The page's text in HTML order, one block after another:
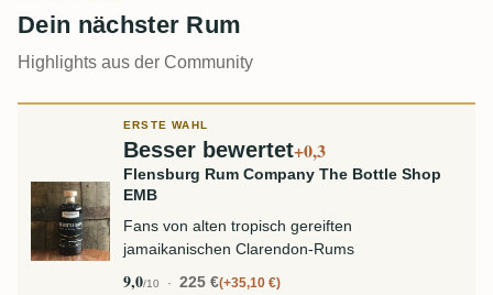
Dein nächster Rum
Highlights aus der Community
ERSTE WAHL
Besser bewertet+0,3
Flensburg Rum Company The Bottle Shop
EMB
Fans von alten tropisch gereiften
jamaikanischen Clarendon-Rums
9,0/10 225 € +35,10 €